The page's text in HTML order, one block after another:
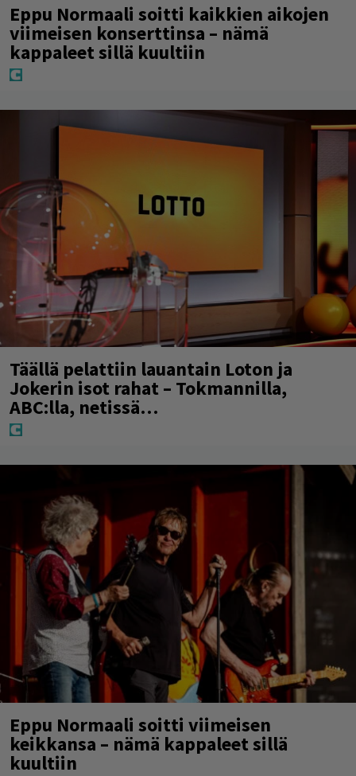
Eppu Normaali soitti kaikkien aikojen
viimeisen konserttinsa – nämä
kappaleet sillä kuultiin
Täällä pelattiin lauantain Loton ja
Jokerin isot rahat – Tokmannilla,
ABC:lla, netissä…
Eppu Normaali soitti viimeisen
keikkansa – nämä kappaleet sillä
kuultiin